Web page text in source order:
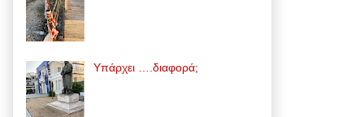
Υπάρχει ….διαφορά;